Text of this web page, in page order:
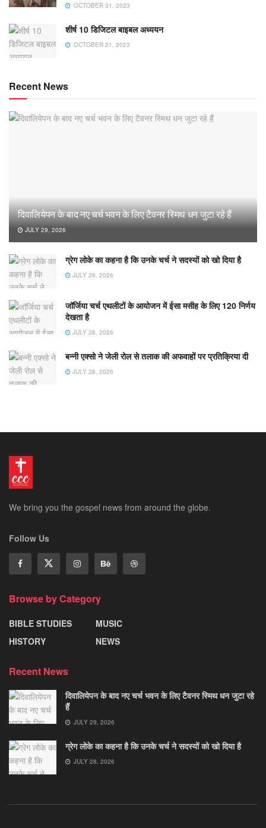
OCTOBER 31, 2023
शीर्ष 10 डिजिटल बाइबल अध्ययन
OCTOBER 21, 2023
Recent News
दिवालियेपन के बाद नए चर्च भवन के लिए टैवनर स्मिथ धन जुटा रहे हैं
JULY 29, 2026
ग्रेग लोके का कहना है कि उनके चर्च ने सदस्यों को खो दिया है
JULY 28, 2026
जॉर्जिया चर्च एथलीटों के आयोजन में ईसा मसीह के लिए 120 निर्णय
देखता है
JULY 28, 2026
बन्नी एक्सो ने जेली रोल से तलाक की अफवाहों पर प्रतिक्रिया दी
JULY 28, 2026
We bring you the gospel news from around the globe.
Follow Us
Browse by Category
BIBLE STUDIES
HISTORY
MUSIC
NEWS
Recent News
दिवालियेपन के बाद नए चर्च भवन के लिए टैवनर स्मिथ धन जुटा रहे
हैं
JULY 29, 2026
ग्रेग लोके का कहना है कि उनके चर्च ने सदस्यों को खो दिया है
JULY 28, 2026